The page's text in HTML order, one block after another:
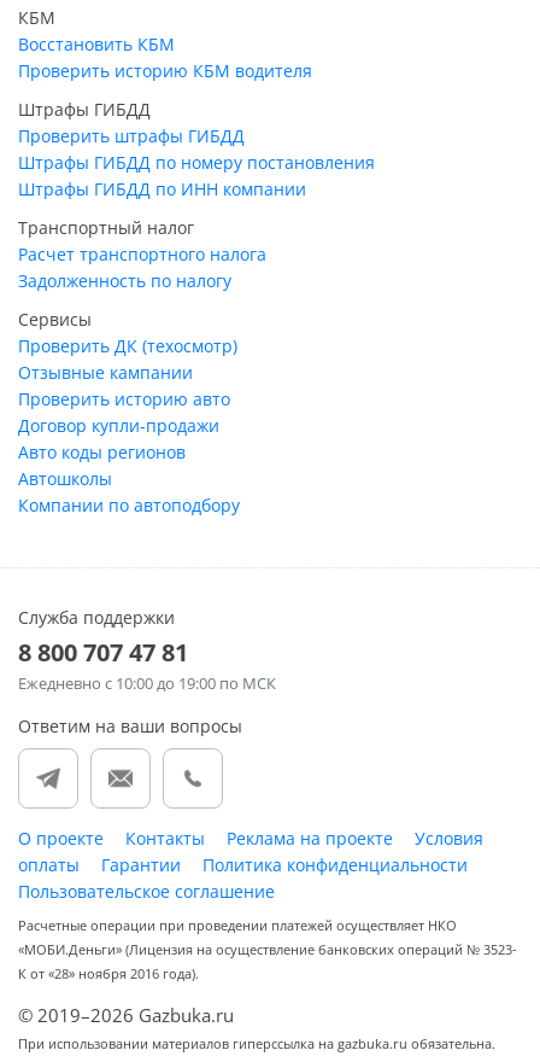
КБМ
Восстановить КБМ
Проверить историю КБМ водителя
Штрафы ГИБДД
Проверить штрафы ГИБДД
Штрафы ГИБДД по номеру постановления
Штрафы ГИБДД по ИНН компании
Транспортный налог
Расчет транспортного налога
Задолженность по налогу
Сервисы
Проверить ДК (техосмотр)
Отзывные кампании
Проверить историю авто
Договор купли-продажи
Авто коды регионов
Автошколы
Компании по автоподбору
Служба поддержки
8 800 707 47 81
Ежедневно с 10:00 до 19:00 по МСК
Ответим на ваши вопросы
О проекте Контакты Реклама на проекте
Условия
оплаты
Гарантии
Политика конфиденциальности
Пользовательское соглашение
Расчетные операции при проведении платежей осуществляет НКО
«МОБИ.Деньги» (Лицензия на осуществление банковских операций № 3523-
К от «28» ноября 2016 года).
© 2019–2026 Gazbuka.ru
При использовании материалов гиперссылка на gazbuka.ru обязательна.